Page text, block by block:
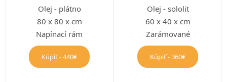
Olej - plátno
80 x 80 x cm
Napínací rám
Kúpiť - 440€
Olej - sololit
60 x 40 x cm
Zarámované
Kúpiť - 360€